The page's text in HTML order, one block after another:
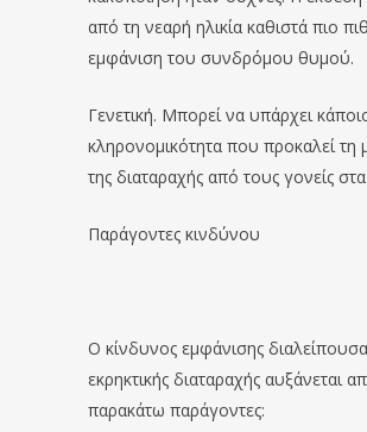
από τη νεαρή ηλικία καθιστά πιο
εμφάνιση του συνδρόμου θυμού.
Γενετική. Μπορεί να υπάρχει
κληρονομικότητα που προκαλεί τη
της διαταραχής από τους γονείς στα
Παράγοντες κινδύνου
Ο κίνδυνος εμφάνισης
εκρηκτικής διαταραχής αυξάνεται
παρακάτω παράγοντες: